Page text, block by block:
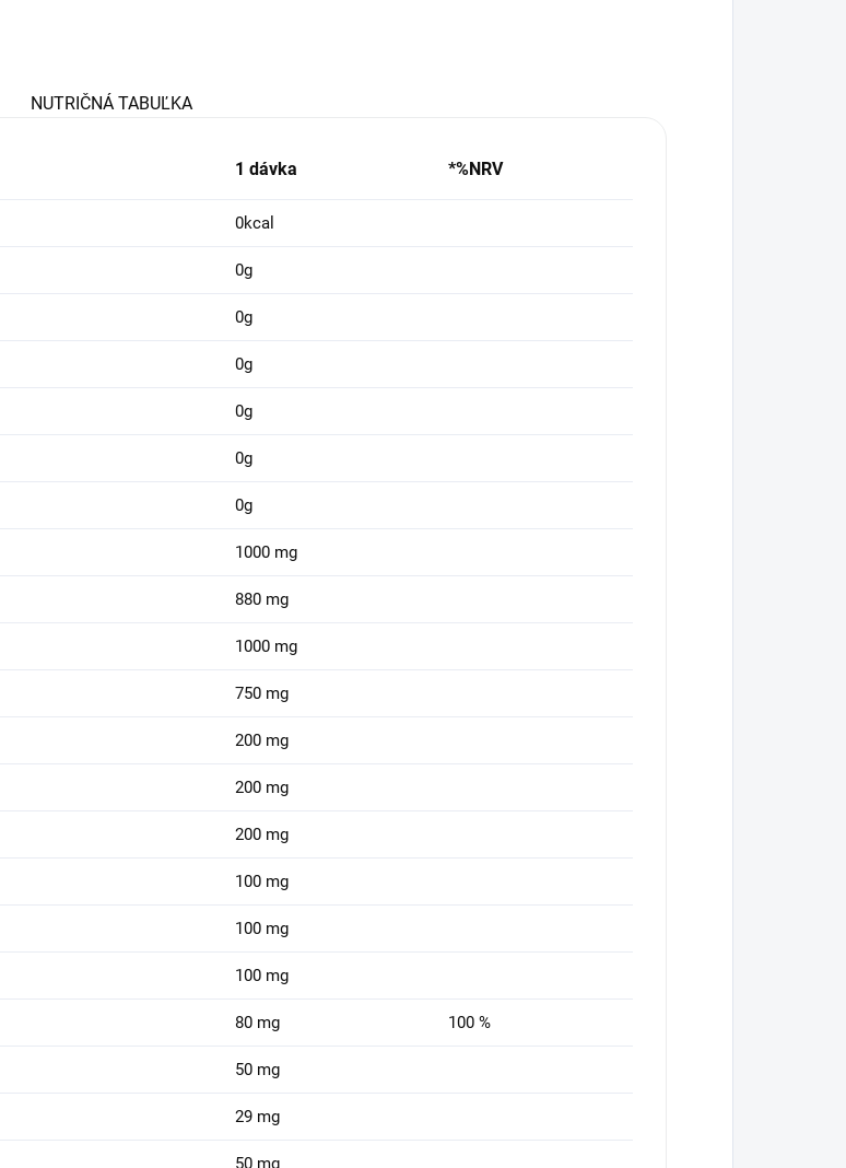
NUTRIČNÁ TABUĽKA
1 dávka *%NRV
0kcal
0g
0g
0g
0g
0g
0g
1000 mg
880 mg
1000 mg
750 mg
200 mg
200 mg
200 mg
100 mg
100 mg
100 mg
80 mg 100 %
50 mg
29 mg
50 mg